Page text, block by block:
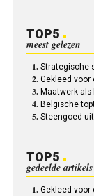
TOP5
meest gelezen
Strategische
Gekleed voor
Maatwerk als
Belgische
Steengoed
TOP5
gedeelde artikels
Gekleed voor